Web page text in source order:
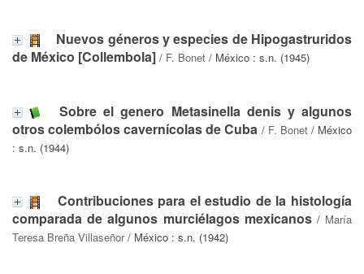
Nuevos géneros y especies de Hipogastruridos
de México [Collembola] / F. Bonet / México : s.n. (1945)
Sobre el genero Metasinella denis y algunos
otros colembólos cavernícolas de Cuba / F. Bonet/ México
: s.n. (1944)
Contribuciones para el estudio de la histología
comparada de algunos murciélagos mexicanos/ María
Teresa Breña Villaseñor/ México : s.n. (1942)